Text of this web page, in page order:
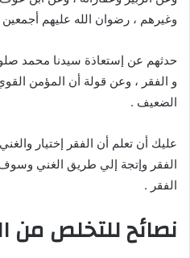
وغيرهم ، رضوان الله عليهم أجمعين
حدثهم عن إستعاذة سيدنا محمد
و الفقر ، وعن قولة أن المؤمن
الضعيف .
عليك أن تعلم أن الفقر إختيار
الفقر وإتجة إلي طريق الغني
الفقر .
نصائح للتخلص من